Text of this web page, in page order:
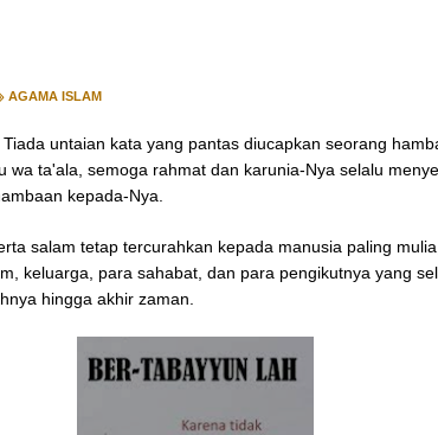
AGAMA ISLAM
untaian kata yang pantas diucapkan seorang
wa ta'ala, semoga rahmat dan karunia-Nya selalu
kepada-Nya.
salam tetap tercurahkan kepada manusia paling
keluarga, para sahabat, dan para pengikutnya yang
hingga akhir zaman.